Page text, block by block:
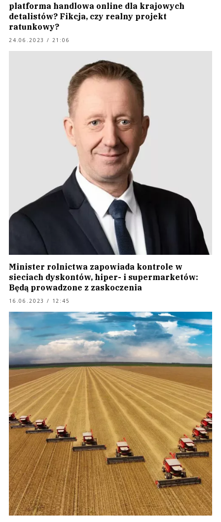
platforma handlowa online dla krajowych
detalistów? Fikcja, czy realny projekt
ratunkowy?
24.06.2023 / 21:06
Minister rolnictwa zapowiada kontrole w
sieciach dyskontów, hiper- i supermarketów:
Będą prowadzone z zaskoczenia
16.06.2023 / 12:45